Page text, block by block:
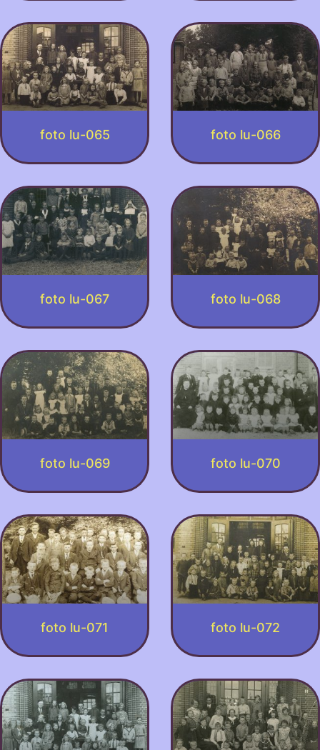
foto lu-065 foto lu-066
foto lu-067 foto lu-068
foto lu-069 foto lu-070
foto lu-071 foto lu-072